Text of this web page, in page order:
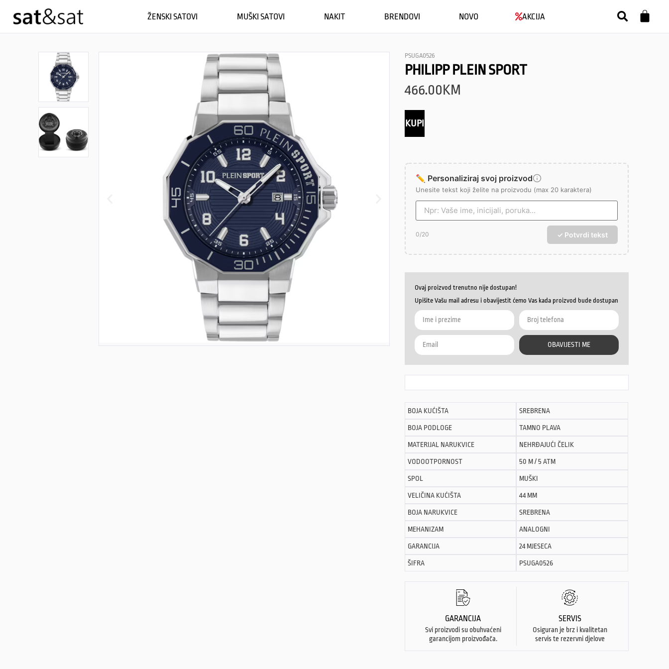
ŽENSKI SATOVI MUŠKI SATOVI NAKIT BRENDOVI NOVO AKCIJA
PSUGA0526
PHILIPP PLEIN SPORT
466.00 KM
KUPI
✏️ Personaliziraj svoj proizvod
Unesite tekst koji želite na proizvodu (max 20 karaktera)
0/20 ✓ Potvrdi tekst
Ovaj proizvod trenutno nije dostupan!
Upišite Vašu mail adresu i obavijestit ćemo Vas kada proizvod bude dostupan
OBAVIJESTI ME
BOJA KUĆIŠTA SREBRENA
BOJA PODLOGE TAMNO PLAVA
MATERIJAL NARUKVICE NEHRĐAJUĆI ČELIK
VODOOTPORNOST 50 M / 5 ATM
SPOL MUŠKI
VELIČINA KUĆIŠTA 44 MM
BOJA NARUKVICE SREBRENA
MEHANIZAM ANALOGNI
GARANCIJA 24 MJESECA
ŠIFRA PSUGA0526
GARANCIJA
Svi proizvodi su obuhvaćeni
garancijom proizvođača.
SERVIS
Osiguran je brz i kvalitetan
servis te rezervni djelove